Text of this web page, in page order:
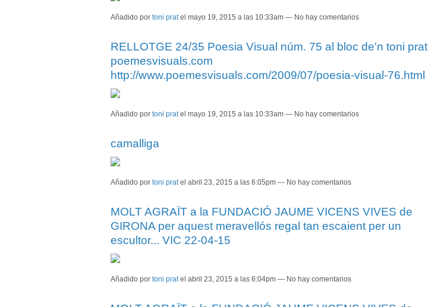
Añadido por toni pratel mayo 19, 2015 a las 10:33am — No hay comentarios
RELLOTGE 24/35 Poesia Visual núm. 75 al bloc de'n toni prat
poemesvisuals.com
http://www.poemesvisuals.com/2009/07/poesia-visual-76.html
Añadido por toni pratel mayo 19, 2015 a las 10:33am — No hay comentarios
camalliga
Añadido por toni pratel abril 23, 2015 a las 6:05pm — No hay comentarios
MOLT AGRAÏT a la FUNDACIÓ JAUME VICENS VIVES de
GIRONA per aquest meravellós regal tan escaient per un
escultor... VIC 22-04-15
Añadido por toni pratel abril 23, 2015 a las 6:04pm — No hay comentarios